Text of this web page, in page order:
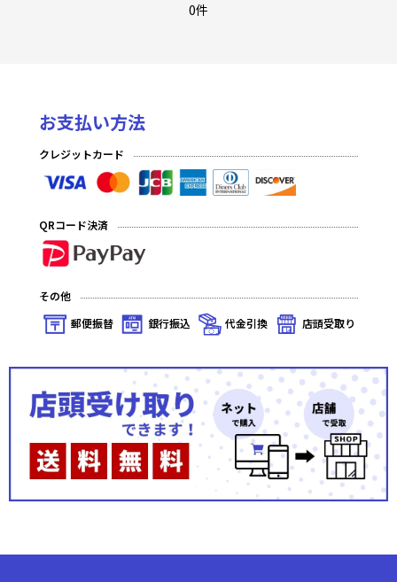
0件
お支払い方法
クレジットカード
QRコード決済
その他
郵便振替
銀行振込 代金引換 店頭受取り